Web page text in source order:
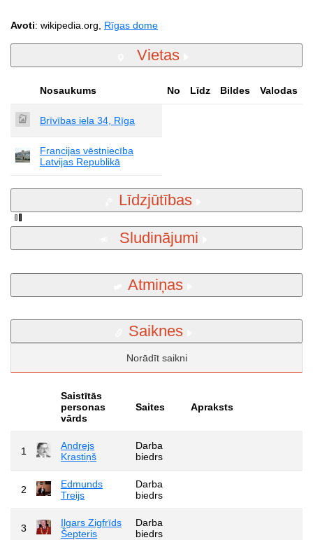
Avoti: wikipedia.org, Rīgas dome
Vietas
Nosaukums No Līdz Bildes Valodas
Brīvības iela 34, Rīga
Francijas vēstniecība
Latvijas Republikā
Līdzjūtības
Sludinājumi
Atmiņas
Saiknes
Norādīt saikni
Saistītās
personas
vārds
Saites Apraksts
1
Andrejs
Krastiņš
Darba
biedrs
2
Edmunds
Treijs
Darba
biedrs
3
Ilgars Zigfrīds
Šepteris
Darba
biedrs